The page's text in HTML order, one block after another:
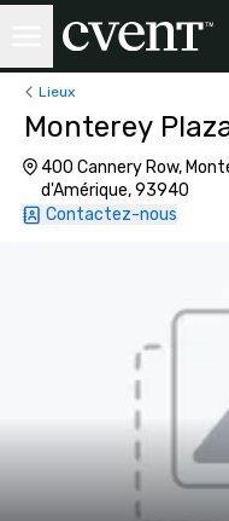
Lieux
Monterey
400 Cannery Row,
d'Amérique, 93940
Contactez-nous